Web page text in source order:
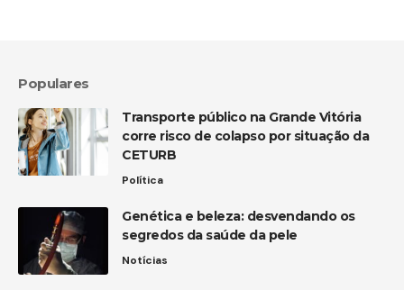
Populares
Transporte público na Grande Vitória
corre risco de colapso por situação da
CETURB
Política
Genética e beleza: desvendando os
segredos da saúde da pele
Notícias